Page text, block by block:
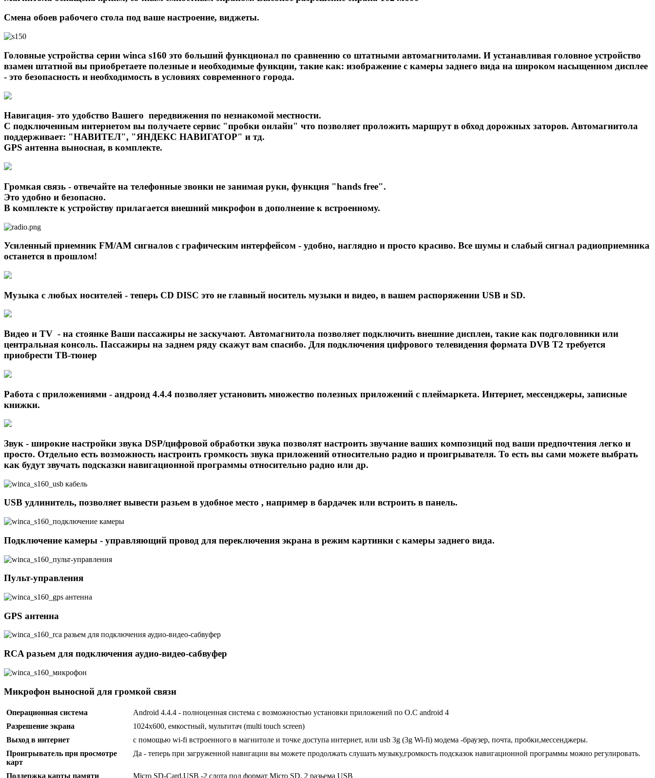
Смена обоев рабочего стола под ваше настроение, виджеты.
Головные устройства серии winca s160 это больший функционал по сравнению со штатными автомагнитолами. И устанавливая головное устройство
взамен штатной вы приобретаете полезные и необходимые функции, такие как: изображение с камеры заднего вида на широком насыщенном дисплее
- это безопасность и необходимость в условиях современного города.
Навигация- это удобство Вашего передвижения по незнакомой местности.
С подключенным интернетом вы получаете сервис "пробки онлайн" что позволяет проложить маршрут в обход дорожных заторов. Автомагнитола
поддерживает: "НАВИТЕЛ", "ЯНДЕКС НАВИГАТОР" и тд.
GPS антенна выносная, в комплекте.
Громкая связь - отвечайте на телефонные звонки не занимая руки, функция "hands free".
Это удобно и безопасно.
В комплекте к устройству прилагается внешний микрофон в дополнение к встроенному.
Усиленный приемник FM/AM сигналов с графическим интерфейсом - удобно, наглядно и просто красиво. Все шумы и слабый сигнал радиоприемника
останется в прошлом!
Музыка с любых носителей - теперь CD DISC это не главный носитель музыки и видео, в вашем распоряжении USB и SD.
Видео и TV - на стоянке Ваши пассажиры не заскучают. Автомагнитола позволяет подключить внешние дисплеи, такие как подголовники или
центральная консоль. Пассажиры на заднем ряду скажут вам спасибо. Для подключения цифрового телевидения формата DVB T2 требуется
приобрести ТВ-тюнер
Работа с приложениями - андроид 4.4.4 позволяет установить множество полезных приложений с плеймаркета. Интернет, мессенджеры, записные
книжки.
Звук - широкие настройки звука DSP/цифровой обработки звука позволят настроить звучание ваших композиций под ваши предпочтения легко и
просто. Отдельно есть возможность настроить громкость звука приложений относительно радио и проигрывателя. То есть вы сами можете выбрать
как будут звучать подсказки навигационной программы относительно радио или др.
USB удлинитель, позволяет вывести разьем в удобное место , например в бардачек или встроить в панель.
Подключение камеры - управляющий провод для переключения экрана в режим картинки с камеры заднего вида.
Пульт-управления
GPS антенна
RCA разьем для подключения аудио-видео-сабвуфер
Микрофон выносной для громкой связи
Операционная система
Android 4.4.4 - полноценная система с возможностью установки приложений по О.С android 4
Разрешение экрана
1024x600, емкостный, мультитач (multi touch screen)
Выход в интернет
с помощью wi-fi встроенного в магнитоле и точке доступа интернет, или usb 3g (3g Wi-fi) модема -браузер, почта, пробки,мессенджеры.
Проигрыватель при просмотре
карт
Да - теперь при загруженной навигации вы можете продолжать слушать музыку,громкость подсказок навигационной программы можно регулировать.
Поддержка карты памяти Micro SD-Card,USB -2 слота под формат Micro SD, 2 разьема USB